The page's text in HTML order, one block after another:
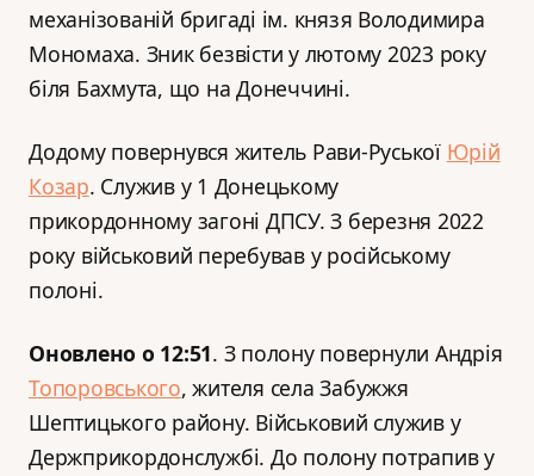
механізованій бригаді ім. князя Володи‌мира
Монома‌ха. Зник безвісти у лютому 2023 року
біля Бахмута, що на Донеччині.
Додому повернувся житель Рави-Руської Юрій
Козар. Служив у 1 Донецькому
прикордонному загоні ДПСУ. З березня 2022
року військовий перебував у російському
полоні.
Оновлено о 12:51. З полону повернули Андрія
Топоровського, жителя села Забужжя
Шептицького району. Військовий служив у
Держприкордонслужбі. До полону потрапив у